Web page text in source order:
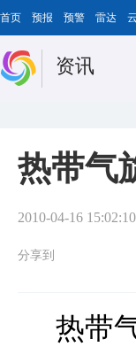
首页 预报 预警 雷达
资讯
热带气
2010-04-16 15:02:10
分享到
热带